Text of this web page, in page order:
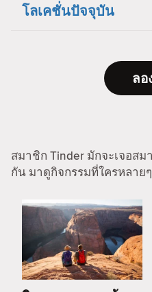
โลเคชั่นปัจจุบัน
ลอ
สมาชิก Tinder มักจะเจอส
กัน มาดูกิจกรรมที่ใครหลาย